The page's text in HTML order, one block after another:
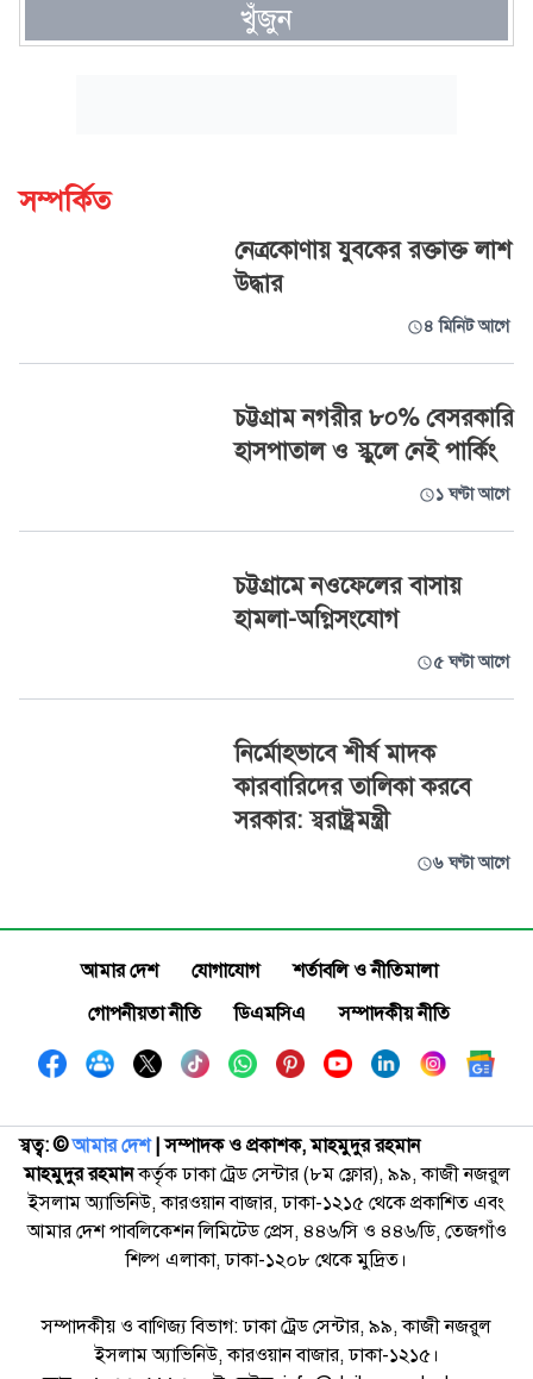
খুঁজুন
সম্পর্কিত
নেত্রকোণায় যুবকের রক্তাক্ত লাশ
উদ্ধার
৪ মিনিট আগে
চট্টগ্রাম নগরীর ৮০% বেসরকারি
হাসপাতাল ও স্কুলে নেই পার্কিং
১ ঘণ্টা আগে
চট্টগ্রামে নওফেলের বাসায়
হামলা-অগ্নিসংযোগ
৫ ঘণ্টা আগে
নির্মোহভাবে শীর্ষ মাদক
কারবারিদের তালিকা করবে
সরকার: স্বরাষ্ট্রমন্ত্রী
৬ ঘণ্টা আগে
আমার দেশ যোগাযোগ
শর্তাবলি ও নীতিমালা
গোপনীয়তা নীতি
ডিএমসিএ সম্পাদকীয় নীতি
স্বত্ব: ©️আমার দেশ| সম্পাদক ও প্রকাশক, মাহমুদুর রহমান
মাহমুদুর রহমানকর্তৃক ঢাকা ট্রেড সেন্টার (৮ম ফ্লোর), ৯৯, কাজী নজরুল
ইসলাম অ্যাভিনিউ, কারওয়ান বাজার, ঢাকা-১২১৫ থেকে প্রকাশিত এবং
আমার দেশ পাবলিকেশন লিমিটেড প্রেস, ৪৪৬/সি ও ৪৪৬/ডি, তেজগাঁও
শিল্প এলাকা, ঢাকা-১২০৮ থেকে মুদ্রিত।
সম্পাদকীয় ও বাণিজ্য বিভাগ: ঢাকা ট্রেড সেন্টার, ৯৯, কাজী নজরুল
ইসলাম অ্যাভিনিউ, কারওয়ান বাজার, ঢাকা-১২১৫।